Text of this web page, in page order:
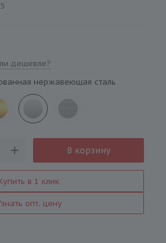
дешевле?
нержавеющая сталь
В корзину
в 1 клик
опт. цену